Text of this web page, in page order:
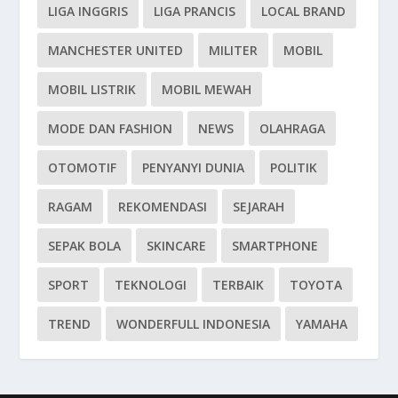
LIGA INGGRIS LIGA PRANCIS LOCAL BRAND
MANCHESTER UNITED MILITER MOBIL
MOBIL LISTRIK MOBIL MEWAH
MODE DAN FASHION NEWS OLAHRAGA
OTOMOTIF PENYANYI DUNIA POLITIK
RAGAM REKOMENDASI SEJARAH
SEPAK BOLA SKINCARE SMARTPHONE
SPORT TEKNOLOGI TERBAIK TOYOTA
TREND WONDERFULL INDONESIA YAMAHA